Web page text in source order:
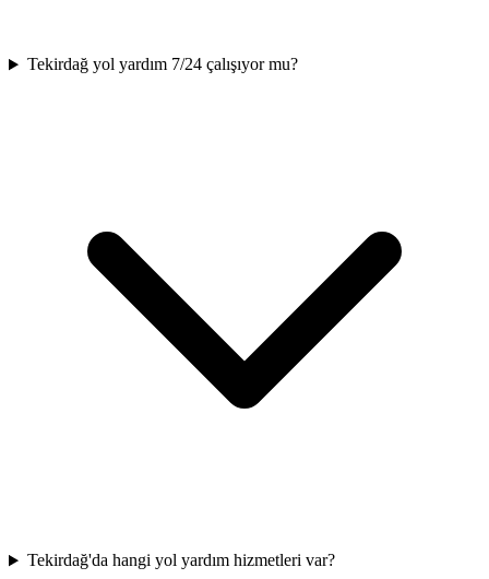
Tekirdağ yol yardım 7/24 çalışıyor mu?
Tekirdağ'da hangi yol yardım hizmetleri var?